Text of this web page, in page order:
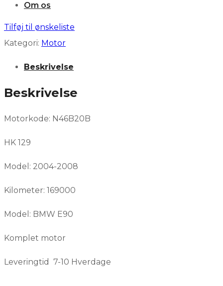
Om os
WISHLIST
KONTAKT OS
Tilføj til ønskeliste
Kategori: Motor
Beskrivelse
Beskrivelse
Motorkode: N46B20B
HK 129
Model: 2004-2008
Kilometer: 169000
Model: BMW E90
Komplet motor
Leveringtid 7-10 Hverdage